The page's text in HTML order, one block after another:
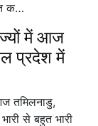
क…
में आज
प्रदेश में
तमिलनाडु,
से बहुत भारी